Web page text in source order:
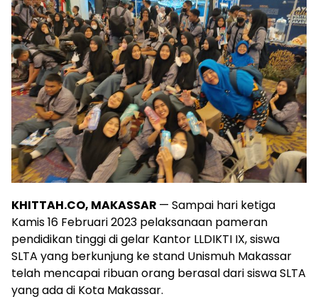
KHITTAH.CO, MAKASSAR — Sampai hari ketiga
Kamis 16 Februari 2023 pelaksanaan pameran
pendidikan tinggi di gelar Kantor LLDIKTI IX, siswa
SLTA yang berkunjung ke stand Unismuh Makassar
telah mencapai ribuan orang berasal dari siswa SLTA
yang ada di Kota Makassar.